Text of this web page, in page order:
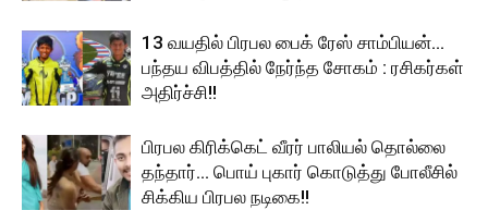
13 வயதில் பிரபல பைக் ரேஸ் சாம்பியன்…
பந்தய விபத்தில் நேர்ந்த சோகம் : ரசிகர்கள்
அதிர்ச்சி!!
பிரபல கிரிக்கெட் வீரர் பாலியல் தொல்லை
தந்தார்… பொய் புகார் கொடுத்து போலீசில்
சிக்கிய பிரபல நடிகை!!